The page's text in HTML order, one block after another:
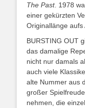
The Past. 1978
einer gekürzten
Originallänge aufs
BURSTING OUT
das damalige
nicht nur damals
auch viele
alte Nummer aus
großer
nehmen, die